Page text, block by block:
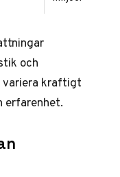
och
variera kraftigt
erfarenhet.